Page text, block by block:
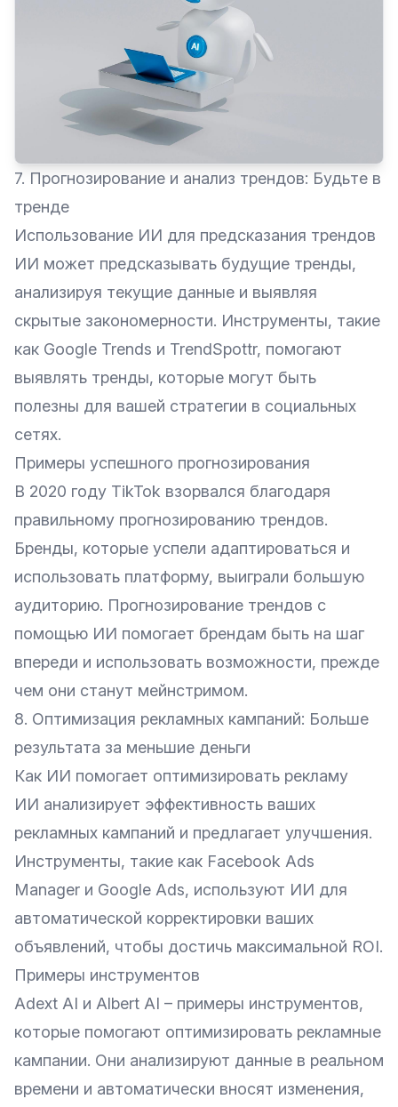
7. Прогнозирование и анализ трендов: Будьте в
тренде
Использование ИИ для предсказания трендов
ИИ может предсказывать будущие тренды,
анализируя текущие данные и выявляя
скрытые закономерности. Инструменты, такие
как Google Trends и TrendSpottr, помогают
выявлять тренды, которые могут быть
полезны для вашей стратегии в социальных
сетях.
Примеры успешного прогнозирования
В 2020 году TikTok взорвался благодаря
правильному прогнозированию трендов.
Бренды, которые успели адаптироваться и
использовать платформу, выиграли большую
аудиторию. Прогнозирование трендов с
помощью ИИ помогает брендам быть на шаг
впереди и использовать возможности, прежде
чем они станут мейнстримом.
8. Оптимизация рекламных кампаний: Больше
результата за меньшие деньги
Как ИИ помогает оптимизировать рекламу
ИИ анализирует эффективность ваших
рекламных кампаний и предлагает улучшения.
Инструменты, такие как Facebook Ads
Manager и Google Ads, используют ИИ для
автоматической корректировки ваших
объявлений, чтобы достичь максимальной ROI.
Примеры инструментов
Adext AI и Albert AI – примеры инструментов,
которые помогают оптимизировать рекламные
кампании. Они анализируют данные в реальном
времени и автоматически вносят изменения,